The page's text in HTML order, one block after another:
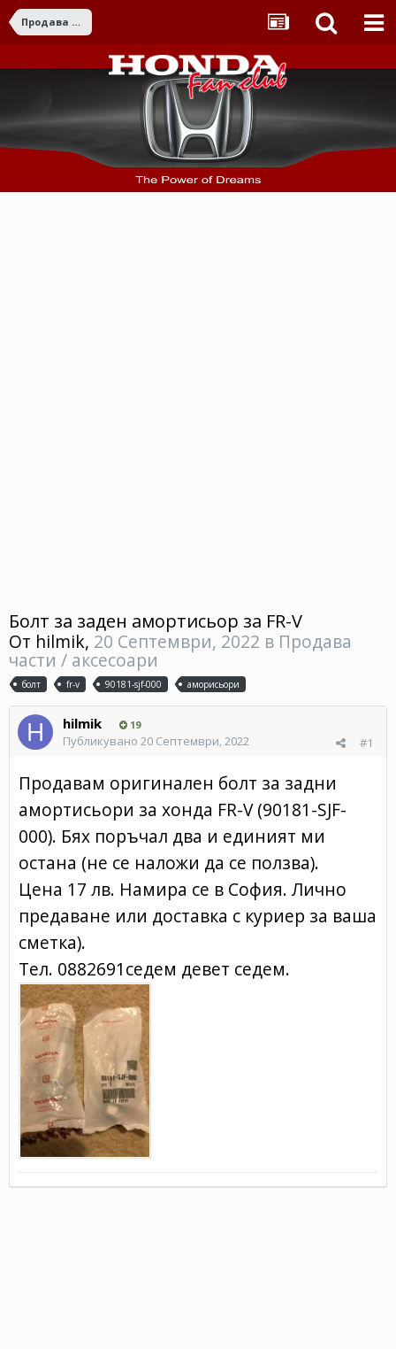
Продава части / аксесоари
Болт за заден амортисьор за FR-V
От hilmik, 20 Септември, 2022 в Продава
части / аксесоари
болт fr-v 90181-sjf-000 аморисьори
hilmik 19
#1
Публикувано 20 Септември, 2022
Продавам оригинален болт за задни
амортисьори за хонда FR-V (90181-SJF-
000). Бях поръчал два и единият ми
остана (не се наложи да се ползва).
Цена 17 лв. Намира се в София. Лично
предаване или доставка с куриер за ваша
сметка).
Тел. 0882691седем девет седем.